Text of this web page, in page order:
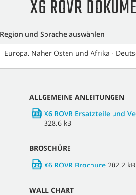
X6 ROVR
Region und Sprache auswählen
Europa, Naher Osten und Afrika -
ALLGEMEINE ANLEITUNGEN
X6 ROVR Ersatzteile und
328.6 kB
BROSCHÜRE
X6 ROVR Brochure 202.2 kB
WALL CHART